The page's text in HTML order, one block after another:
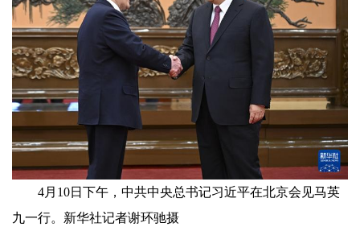
4月10日下午，中共中央总书记习近平在北京会见马英
九一行。新华社记者谢环驰摄